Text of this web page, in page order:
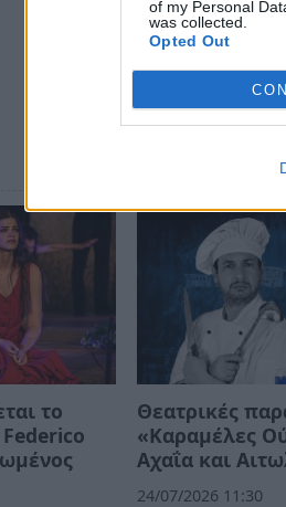
of my Personal
was collected.
Opted Out
το
Θεατρικές
«Καραμέλες
Αχαΐα και
24/07/2026 11:30